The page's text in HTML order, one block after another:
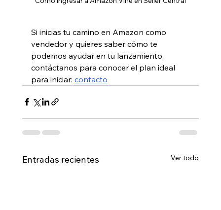
Si inicias tu camino en Amazon como
vendedor y quieres saber cómo te
podemos ayudar en tu lanzamiento,
contáctanos para conocer el plan ideal
para iniciar: contacto
Entradas recientes Ver todo